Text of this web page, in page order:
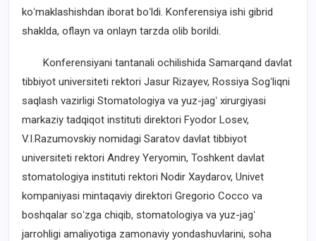
koʻmaklashishdan iborat boʻldi. Konferensiya ishi gibrid
shaklda, oflayn va onlayn tarzda olib borildi.
Konferensiyani tantanali ochilishida Samarqand davlat
tibbiyot universiteti rektori Jasur Rizayev, Rossiya Sogʻliqni
saqlash vazirligi Stomatologiya va yuz-jagʻ xirurgiyasi
markaziy tadqiqot instituti direktori Fyodor Losev,
V.I.Razumovskiy nomidagi Saratov davlat tibbiyot
universiteti rektori Andrey Yeryomin, Toshkent davlat
stomatologiya instituti rektori Nodir Xaydarov, Univet
kompaniyasi mintaqaviy direktori Gregorio Cocco va
boshqalar soʻzga chiqib, stomatologiya va yuz-jagʻ
jarrohligi amaliyotiga zamonaviy yondashuvlarini, soha